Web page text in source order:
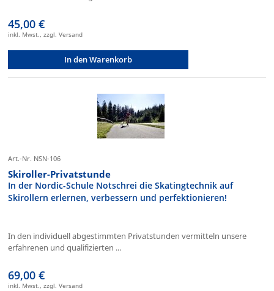
45,00 €
inkl. Mwst., zzgl. Versand
In den Warenkorb
Art.-Nr. NSN-106
Skiroller-Privatstunde
In der Nordic-Schule Notschrei die Skatingtechnik auf
Skirollern erlernen, verbessern und perfektionieren!
In den individuell abgestimmten Privatstunden vermitteln unsere
erfahrenen und qualifizierten ...
69,00 €
inkl. Mwst., zzgl. Versand